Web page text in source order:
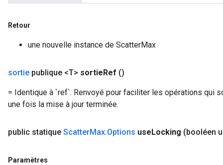
Retour
une nouvelle instance de ScatterMax
sortie publique <T> sortie Ref ()
= Identique à `ref`. Renvoyé pour faciliter les opérations qui
une fois la mise à jour terminée.
public statique ScatterMax.Options use Locking (booléen
Paramètres